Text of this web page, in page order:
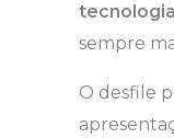
tecnologia
sempre
O desfile